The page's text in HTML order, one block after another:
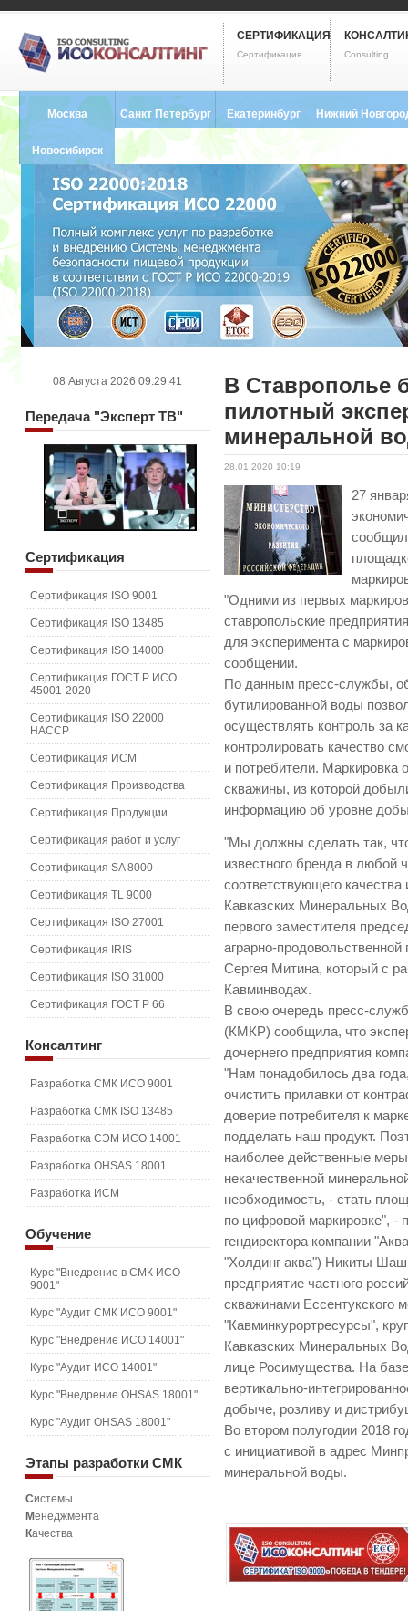
СЕРТИФИКАЦИЯ
Сертификация Consulting
Москва Санкт Петербург
8 (812) 748-2493
Екатеринбург
8 (343) 237-2593
Нижний
Новосибирск
8 (383) 227-8449
В Ставрополье
пилотный
минеральной
28.01.2020 10:19
27
"Одними из первых
ставропольские
для эксперимента с
сообщении.
По данным пресс-службы,
бутилированной воды
осуществлять контроль за
контролировать качество
и потребители. Маркировка
скважины, из которой
информацию об уровне
"Мы должны сделать так,
известного бренда в любой
соответствующего
Кавказских Минеральных
первого заместителя
аграрно-
Сергея Митина, который с
Кавминводах.
В свою очередь пресс-
(КМКР) сообщила, что
дочернего предприятия
"Нам понадобилось два
очистить прилавки от
доверие потребителя к
подделать наш продукт.
наиболее действенные
некачественной
необходимость, - стать
по цифровой маркировке", -
гендиректора компании
"Холдинг аква") Никиты
предприятие частного
скважинами Ессентукского
"Кавминкурортресурсы",
Кавказских Минеральных
лице Росимущества. На
вертикально-
добыче, розливу и
Во втором полугодии 2018
с инициативой в адрес
минеральной воды.
08 Августа 2026 09:29:41
Передача"Эксперт ТВ"
Сертификация
Сертификация ISO 9001
Сертификация ISO 13485
Сертификация ISO 14000
Сертификация ГОСТ Р ИСО
45001-2020
Сертификация ISO 22000
HACCP
Сертификация ИСМ
Сертификация Производства
Сертификация Продукции
Сертификация работ и услуг
Сертификация SA 8000
Сертификация TL 9000
Сертификация ISO 27001
Сертификация IRIS
Сертификация ISO 31000
Сертификация ГОСТ Р 66
Консалтинг
Разработка СМК ИСО 9001
Разработка СМК ISO 13485
Разработка СЭМ ИСО 14001
Разработка OHSAS 18001
Разработка ИСМ
Обучение
Курс "Внедрение в СМК ИСО
9001"
Курс "Аудит СМК ИСО 9001"
Курс "Внедрение ИСО 14001"
Курс "Аудит ИСО 14001"
Курс "Внедрение OHSAS 18001"
Курс "Аудит OHSAS 18001"
Этапы разработки СМК
Системы
Менеджмента
Качества